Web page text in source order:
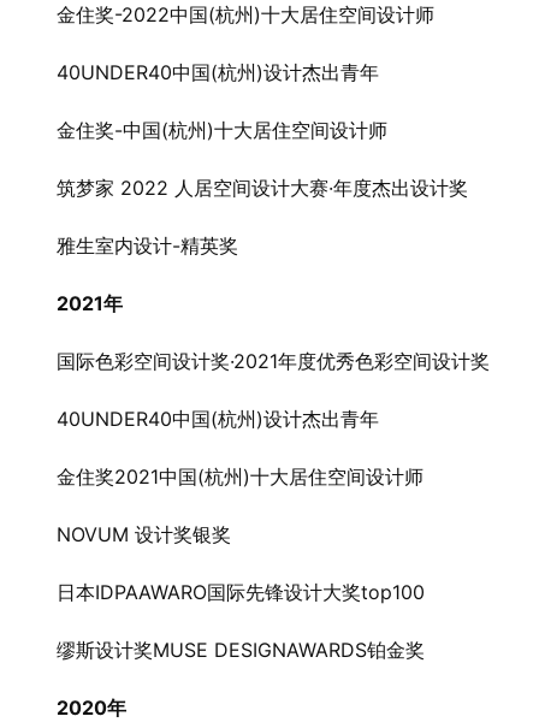
金住奖-2022中国(杭州)十大居住空间设计师
40UNDER40中国(杭州)设计杰出青年
金住奖-中国(杭州)十大居住空间设计师
筑梦家 2022 人居空间设计大赛·年度杰出设计奖
雅生室内设计-精英奖
2021年
国际色彩空间设计奖·2021年度优秀色彩空间设计奖
40UNDER40中国(杭州)设计杰出青年
金住奖2021中国(杭州)十大居住空间设计师
NOVUM 设计奖银奖
日本IDPAAWARO国际先锋设计大奖top100
缪斯设计奖MUSE DESIGNAWARDS铂金奖
2020年